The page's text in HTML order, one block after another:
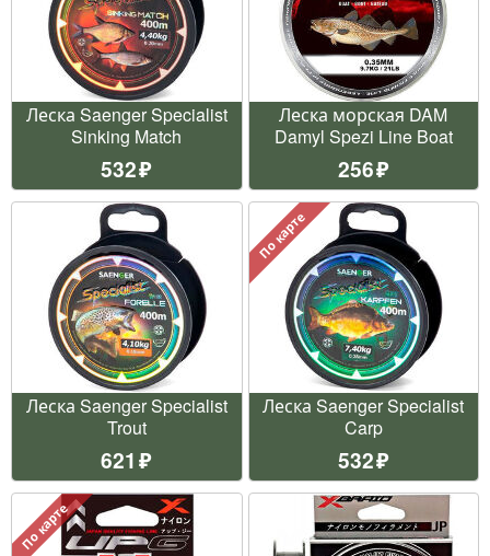
Леска Saenger Specialist
Sinking Match
532
Леска морская DAM
Damyl Spezi Line Boat
256
Леска Saenger Specialist
Trout
621
По карте
Леска Saenger Specialist
Carp
532
По карте